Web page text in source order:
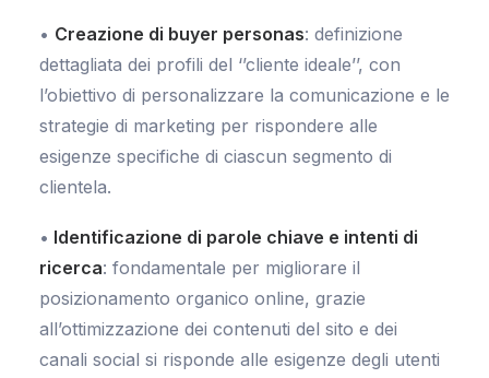
• Creazione di buyer personas: definizione
dettagliata dei profili del ‘’cliente ideale’’, con
l’obiettivo di personalizzare la comunicazione e le
strategie di marketing per rispondere alle
esigenze specifiche di ciascun segmento di
clientela.
• Identificazione di parole chiave e intenti di
ricerca: fondamentale per migliorare il
posizionamento organico online, grazie
all’ottimizzazione dei contenuti del sito e dei
canali social si risponde alle esigenze degli utenti